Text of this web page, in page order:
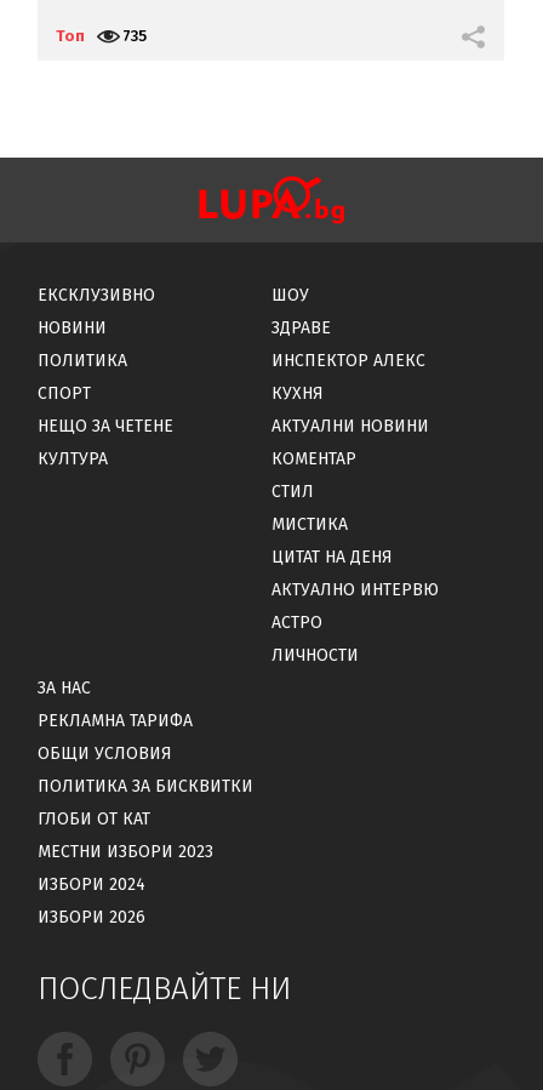
Топ 735
ЕКСКЛУЗИВНО
НОВИНИ
ПОЛИТИКА
СПОРТ
НЕЩО ЗА ЧЕТЕНЕ
КУЛТУРА
ШОУ
ЗДРАВЕ
ИНСПЕКТОР АЛЕКС
КУХНЯ
АКТУАЛНИ НОВИНИ
КОМЕНТАР
СТИЛ
МИСТИКА
ЦИТАТ НА ДЕНЯ
АКТУАЛНО ИНТЕРВЮ
АСТРО
ЛИЧНОСТИ
ЗА НАС
РЕКЛАМНА ТАРИФА
ОБЩИ УСЛОВИЯ
ПОЛИТИКА ЗА БИСКВИТКИ
ГЛОБИ ОТ КАТ
МЕСТНИ ИЗБОРИ 2023
ИЗБОРИ 2024
ИЗБОРИ 2026
ПОСЛЕДВАЙТЕ НИ